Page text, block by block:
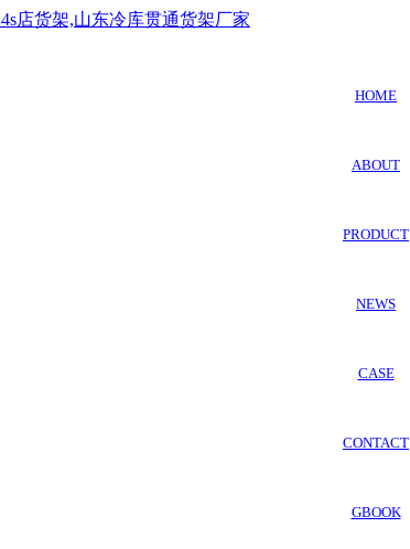
HOME
ABOUT
PRODUCT
NEWS
CASE
CONTACT
GBOOK